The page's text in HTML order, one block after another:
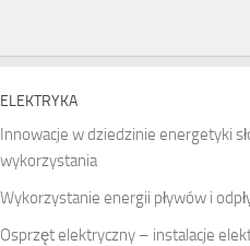
ELEKTRYKA
Innowacje w dziedzinie energetyki
wykorzystania
Wykorzystanie energii pływów i
Osprzęt elektryczny – instalacje